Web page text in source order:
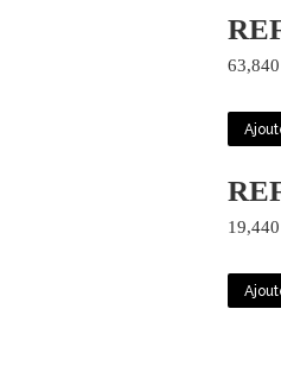
63,840
19,440